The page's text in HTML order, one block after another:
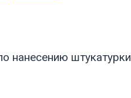
нанесению штукатурки